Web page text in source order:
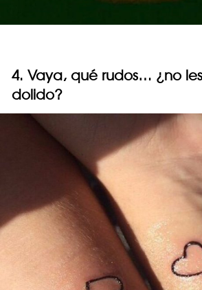
4. Vaya, qué rudos… ¿no
dolido?